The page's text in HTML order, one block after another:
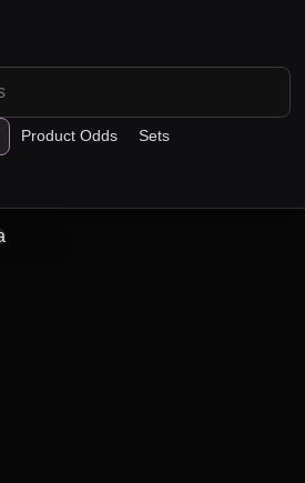
Product Odds Sets